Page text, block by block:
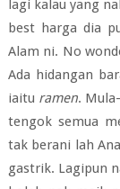
lagi kalau yang
best harga dia
Alam ni. No
Ada hidangan
iaitu ramen.
tengok semua
tak berani lah
gastrik. Lagipun